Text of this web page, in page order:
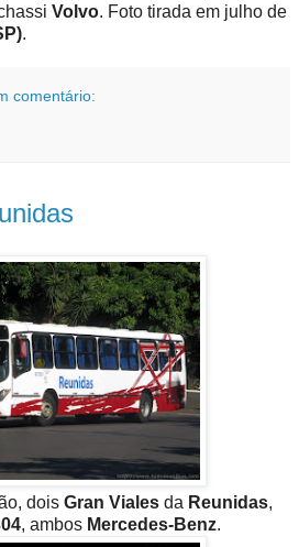
Volvo. Foto tirada em julho de
.
comentário:
dois Gran Viales da Reunidas,
, ambos Mercedes-Benz.